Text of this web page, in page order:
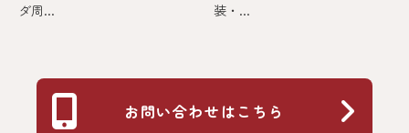
ダ周...
装・...
お問い合わせはこちら